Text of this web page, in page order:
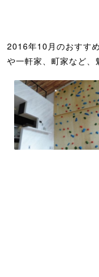
2016年10月のおすす
や一軒家、町家など、